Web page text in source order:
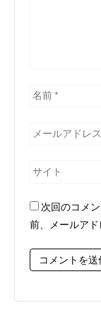
名
メ
ル
ド
レ
*
サ
ト 次回のコメ
前、メールアド